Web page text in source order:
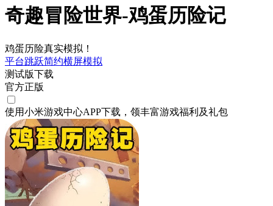
奇趣冒险世界-鸡蛋历险记
鸡蛋历险真实模拟！
平台跳跃简约横屏模拟
测试版下载
官方正版
使用小米游戏中心APP下载 ，领丰富游戏福利 及礼包